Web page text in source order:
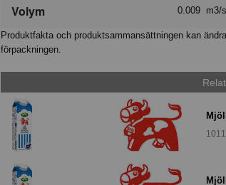
Volym 0.009 m3/
Produktfakta och produktsammansättningen kan
förpackningen.